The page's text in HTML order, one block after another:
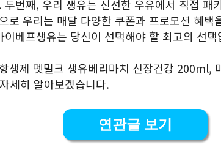
번째, 우리 생유는 신선한 우유에서 직접 패
로 우리는 매달 다양한 쿠폰과 프로모션 혜
베프생유는 당신이 선택해야 할 최고의 선택
생제 펫밀크 생유베리마치 신장건강 200ml,
세히 알아보겠습니다.
연관글 보기